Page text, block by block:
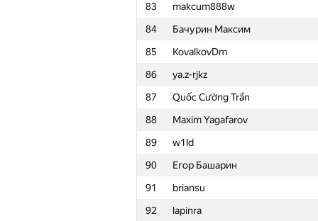
83
makcum888w
84
Бачурин Максим
85
KovalkovDm
86
ya.z-rjkz
87
Quốc Cường Trần
88
Maxim Yagafarov
89
w1ld
90
Егор Башарин
91
briansu
92
lapinra
60
yakrewedko
61
pperm86
62
ilyakor
63
IwanBurcev
64
antonpaliukh
65
Rohit Ranjan
66
yushkevichaleks
67
Michael Levin
68
Ne0n25
69
GeometryContest